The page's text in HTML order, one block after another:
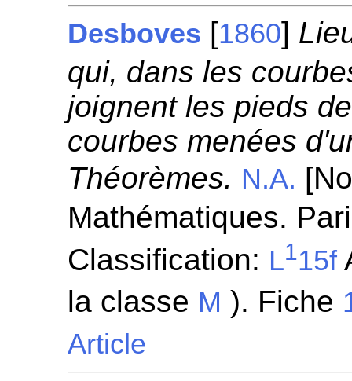
Desboves [1860]
qui, dans les
joignent les pieds
courbes menées
Théorèmes. N.A.
Mathématiques.
Classification: L115f
la classe M ). Fiche
Article